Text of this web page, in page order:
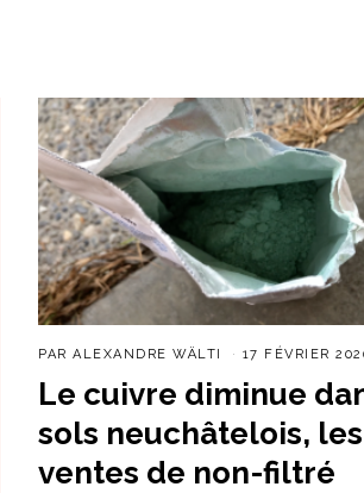
PARALEXANDRE WÄLTI 17 FÉVRIER
Le cuivre diminue
sols neuchâtelois, les
ventes de non-filtré